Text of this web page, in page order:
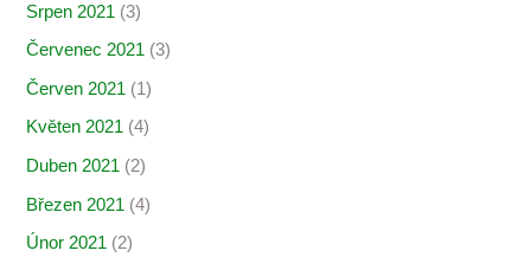
Srpen 2021 (3)
Červenec 2021 (3)
Červen 2021 (1)
Květen 2021 (4)
Duben 2021 (2)
Březen 2021 (4)
Únor 2021 (2)